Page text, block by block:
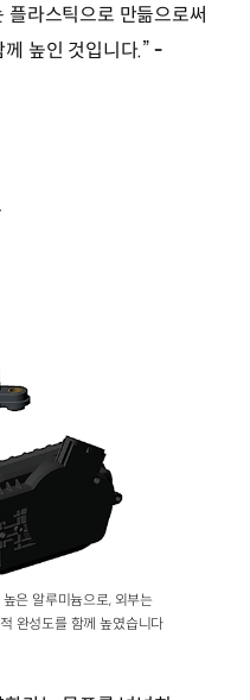
플라스틱으로 만듦으로써
높인 것입니다.”-
은 알루미늄으로, 외부는
완성도를 함께 높였습니다